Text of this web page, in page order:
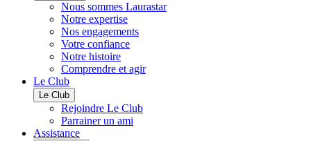
Nous sommes Laurastar
Notre expertise
Nos engagements
Votre confiance
Notre histoire
Comprendre et agir
Le Club
Le Club
Rejoindre Le Club
Parrainer un ami
Assistance